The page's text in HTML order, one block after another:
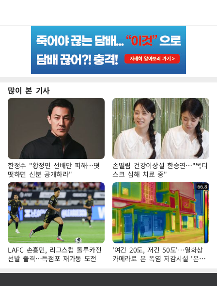
많이 본 기사
한정수 "황정민 선배만 피해…떳
떳하면 신분 공개하라"
손떨림 건강이상설 한승연…"목디
스크 심해 치료 중"
LAFC 손흥민, 리그스컵 톨루카전
선발 출격…득점포 재가동 도전
'여긴 20도, 저긴 50도'…열화상
카메라로 본 폭염 저감시설 '온도
차'